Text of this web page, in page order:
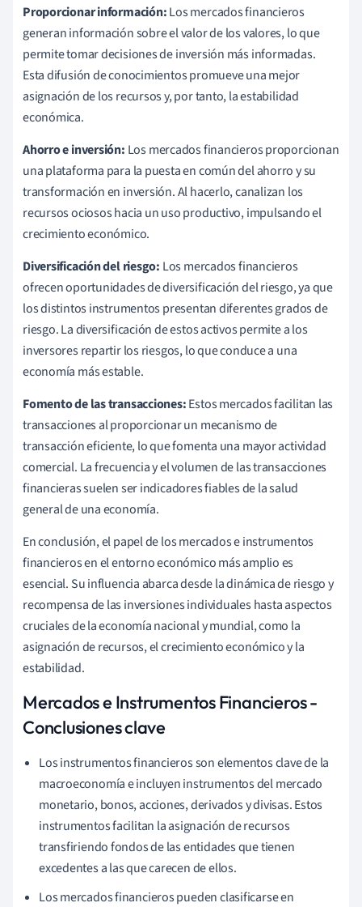
Proporcionar información:Los mercados financieros
generan información sobre el valor de los valores, lo que
permite tomar decisiones de inversión más informadas.
Esta difusión de conocimientos promueve una mejor
asignación de los recursos y, por tanto, la estabilidad
económica.
Ahorro e inversión: Los mercados financieros proporcionan
una plataforma para la puesta en común del ahorro y su
transformación en inversión. Al hacerlo, canalizan los
recursos ociosos hacia un uso productivo, impulsando el
crecimiento económico.
Diversificación del riesgo: Los mercados financieros
ofrecen oportunidades de diversificación del riesgo, ya que
los distintos instrumentos presentan diferentes grados de
riesgo. La diversificación de estos activos permite a los
inversores repartir los riesgos, lo que conduce a una
economía más estable.
Fomento de las transacciones:Estos mercados facilitan las
transacciones al proporcionar un mecanismo de
transacción eficiente, lo que fomenta una mayor actividad
comercial. La frecuencia y el volumen de las transacciones
financieras suelen ser indicadores fiables de la salud
general de una economía.
En conclusión, el papel de los mercados e instrumentos
financieros en el entorno económico más amplio es
esencial. Su influencia abarca desde la dinámica de riesgo y
recompensa de las inversiones individuales hasta aspectos
cruciales de la economía nacional y mundial, como la
asignación de recursos, el crecimiento económico y la
estabilidad.
Mercados e Instrumentos Financieros -
Conclusiones clave
Los instrumentos financieros son elementos clave de la
macroeconomía e incluyen instrumentos del mercado
monetario, bonos, acciones, derivados y divisas. Estos
instrumentos facilitan la asignación de recursos
transfiriendo fondos de las entidades que tienen
excedentes a las que carecen de ellos.
Los mercados financieros pueden clasificarse en